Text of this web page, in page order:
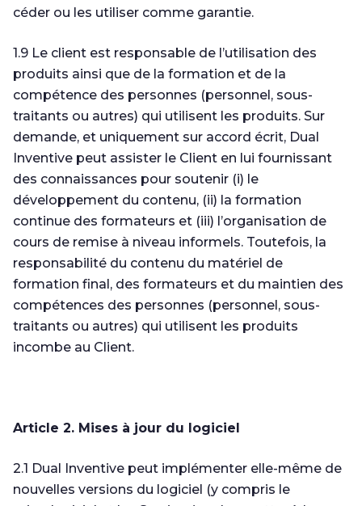
céder ou les utiliser comme garantie.
1.9 Le client est responsable de l’utilisation des
produits ainsi que de la formation et de la
compétence des personnes (personnel, sous-
traitants ou autres) qui utilisent les produits. Sur
demande, et uniquement sur accord écrit, Dual
Inventive peut assister le Client en lui fournissant
des connaissances pour soutenir (i) le
développement du contenu, (ii) la formation
continue des formateurs et (iii) l’organisation de
cours de remise à niveau informels. Toutefois, la
responsabilité du contenu du matériel de
formation final, des formateurs et du maintien des
compétences des personnes (personnel, sous-
traitants ou autres) qui utilisent les produits
incombe au Client.
Article 2. Mises à jour du logiciel
2.1 Dual Inventive peut implémenter elle-même de
nouvelles versions du logiciel (y compris le